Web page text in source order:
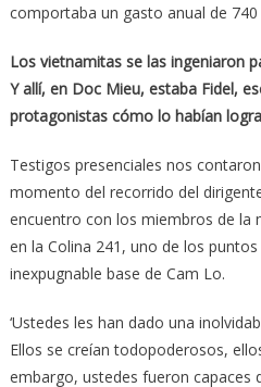
comportaba un gasto anual de 740
Los vietnamitas se las ingeniaron
Y allí, en Doc Mieu, estaba Fidel,
protagonistas cómo lo habían
Testigos presenciales nos
momento del recorrido del
encuentro con los miembros de la
en la Colina 241, uno de los
inexpugnable base de Cam Lo.
‘Ustedes les han dado una
Ellos se creían todopoderosos,
embargo, ustedes fueron capaces